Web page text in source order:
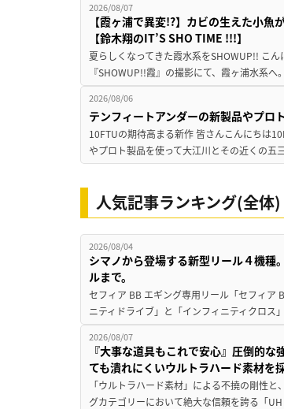
2026/08/07
【霞ヶ浦で異変!?】カビの生えた小
【鈴木翔のIT’S SHO TIME !!!】
夏らしくなってきた霞水系をSHOWUP!! こ
『SHOWUP!!霞』の撮影にて、霞ヶ浦水系
2026/08/06
テンフィートアンダーの新製品やプロ
10FTUの期待高まる新作 皆さんこんにちは
やプロト製品を使って大江川とその近くの
人気記事ランキング(全体)
2026/08/04
シマノから登場する新型リール４機種
ルまで。
セフィア BB エギング専用リール「セフィア
ニティドライブ」と「インフィニティクロ
2026/08/07
『大事な道具もこれで安心』圧倒的
ても潰れにくいウルトラハード素材を採
「ウルトラハード素材」による不撓の剛性
グカテゴリーにおいて絶大な信頼を誇る「